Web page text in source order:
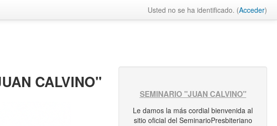
Usted no se ha identificado. (Acceder)
CALVINO"
SEMINARIO "JUAN CALVINO"
Le damos la más cordial bienvenida al
sitio oficial del SeminarioPresbiteriano